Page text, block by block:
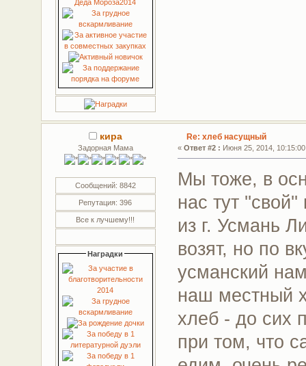
кира
Задорная Мама
Сообщений: 8842
Репутация: 396
Все к лучшему!!!
Наградки
Re: хлеб насущный
«Ответ #2 : Июня 25, 2014,
Мы тоже, в
нас тут
из г. Усмань
возят, но по
усманский
наш местный
хлеб - до сих
при том, что